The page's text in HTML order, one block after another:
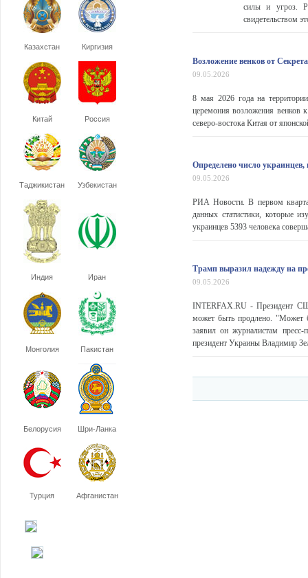
Казахстан Киргизия
Китай Россия
Таджикистан Узбекистан
Индия Иран
Монголия Пакистан
Белорусия Шри-Ланка
Турция Афганистан
силы и угроз.
свидетельством
Возложение венков от
09.05.2026
8 мая 2026 года на
церемония возложения венков
северо-востока Китая от
Определено число украинцев,
09.05.2026
РИА Новости. В первом
данных статистики, которые
украинцев 5393 человека
Трамп выразил надежду на
09.05.2026
INTERFAX.RU - Президент
может быть продлено. "Может
заявил он журналистам
президент Украины Владимир